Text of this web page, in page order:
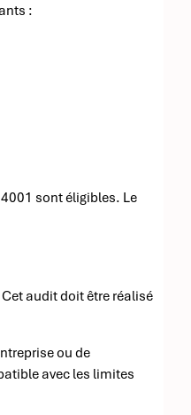
:
sont éligibles. Le
audit doit être réalisé
ou de
avec les limites